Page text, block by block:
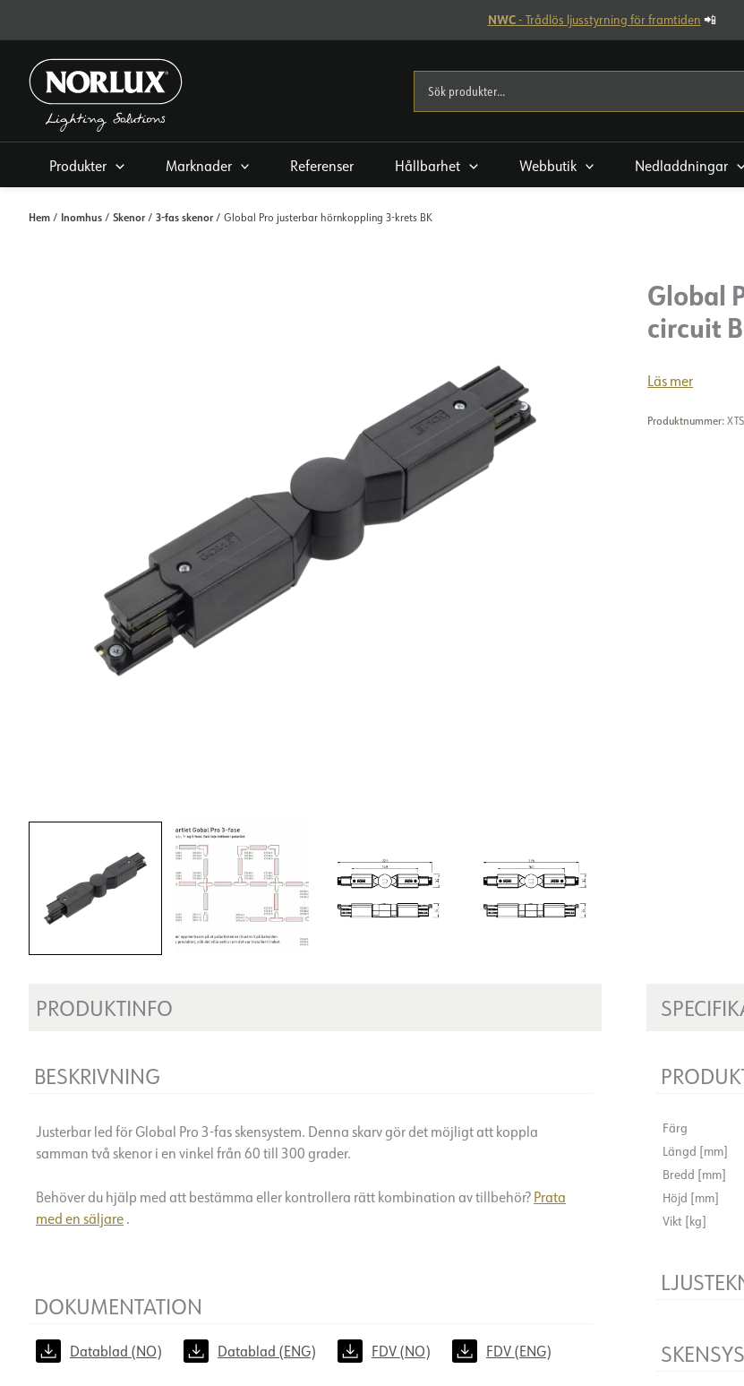
innehållet
NWC- Trådlös ljusstyrning för framtiden 📲
Produkter Marknader Referenser Hållbarhet Webbutik Nedladdningar
Hem / Inomhus / Skenor/ 3-fas skenor/ Global Pro justerbar hörnkoppling 3-krets BK
Global
circuit
Läs mer
Produktnummer:
PRODUKTINFO
BESKRIVNING
Justerbar led för Global Pro 3-fas skensystem. Denna skarv gör det möjligt att koppla
samman två skenor i en vinkel från 60 till 300 grader.
Behöver du hjälp med att bestämma eller kontrollera rätt kombination av tillbehör? Prata
med en säljare .
DOKUMENTATION
Datablad (NO) Datablad (ENG) FDV (NO) FDV (ENG)
Färg
Längd [mm]
Bredd [mm]
Höjd [mm]
Vikt [kg]